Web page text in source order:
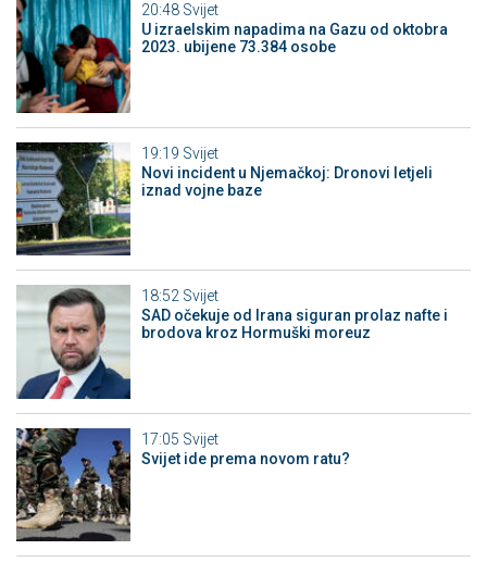
20:48 Svijet
U izraelskim napadima na Gazu od oktobra
2023. ubijene 73.384 osobe
19:19 Svijet
Novi incident u Njemačkoj: Dronovi letjeli
iznad vojne baze
18:52 Svijet
SAD očekuje od Irana siguran prolaz nafte i
brodova kroz Hormuški moreuz
17:05 Svijet
Svijet ide prema novom ratu?